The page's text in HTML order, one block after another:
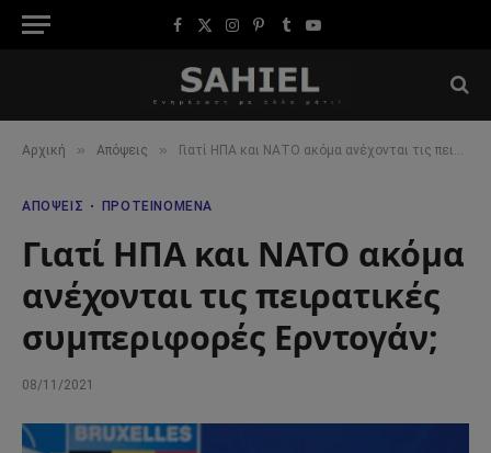
Facebook
X
Instagram
Pinterest
TumblrYouTube
Αρχική » Απόψεις » Γιατί ΗΠΑ και ΝΑΤΟ ακόμα ανέχονται τις πειρατικές συμπεριφορές Ερντογάν;
ΑΠΌΨΕΙΣ ΠΡΟΤΕΙΝΌΜΕΝΑ
Γιατί ΗΠΑ και ΝΑΤΟ ακόμα
ανέχονται τις πειρατικές
συμπεριφορές Ερντογάν;
08/11/2021